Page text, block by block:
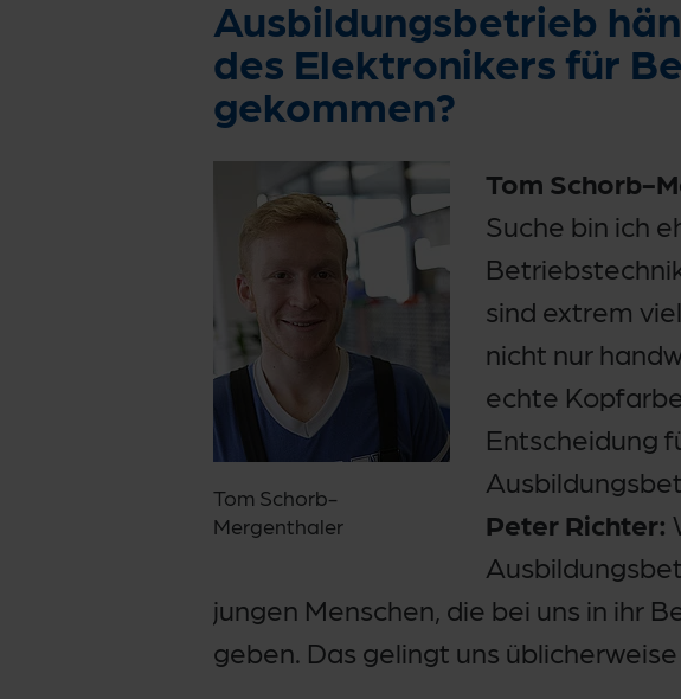
Ausbildungsbetrieb
des Elektronikers für
gekommen?
Tom Schorb-
Mergenthaler
Tom Schorb-
Suche bin ich
sind extrem
nicht nur
echte
Entscheidung
Peter Richter:
jungen Menschen, die bei uns in ihr
geben. Das gelingt uns